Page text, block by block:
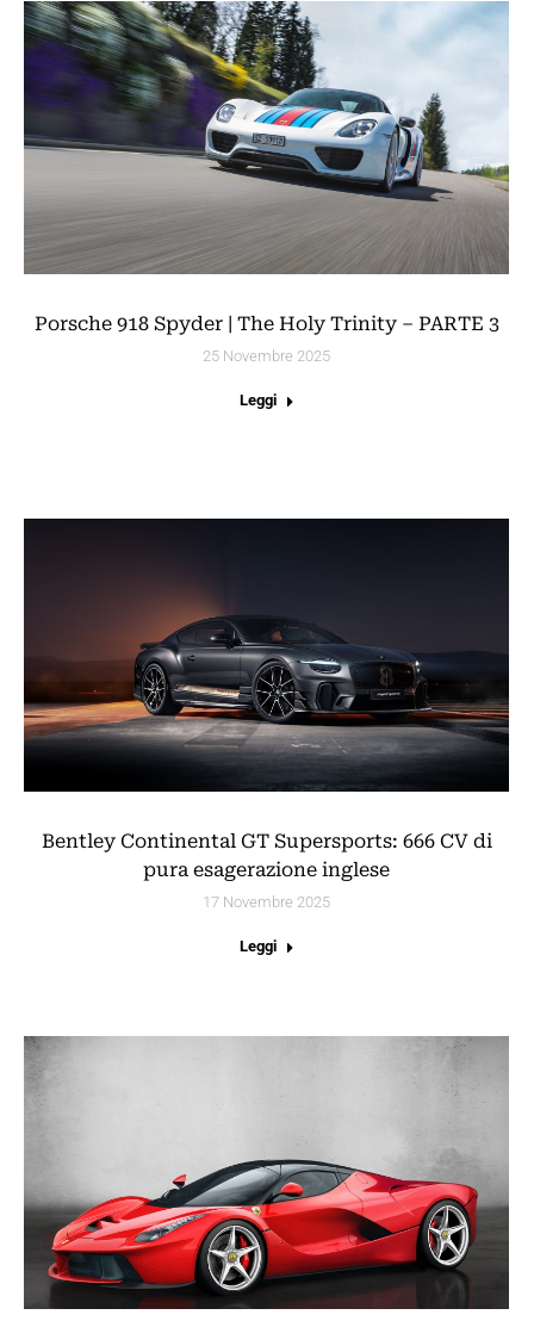
Porsche 918 Spyder | The Holy Trinity – PARTE 3
25 Novembre 2025
Leggi
Bentley Continental GT Supersports: 666 CV di
pura esagerazione inglese
17 Novembre 2025
Leggi